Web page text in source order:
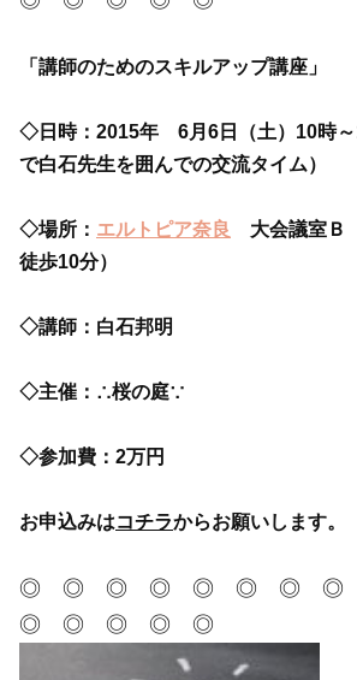
「講師のためのスキルアップ講座」
◇日時：2015年 6月6日（土）10時
で白石先生を囲んでの交流タイム）
◇場所： エルトピア奈良
大会議室Ｂ
徒歩10分）
◇講師：白石邦明
◇主催：∴桜の庭∵
◇参加費：2万円
お申込みはコチラからお願いします。
◎ ◎ ◎ ◎ ◎ ◎ ◎
◎ ◎ ◎ ◎ ◎